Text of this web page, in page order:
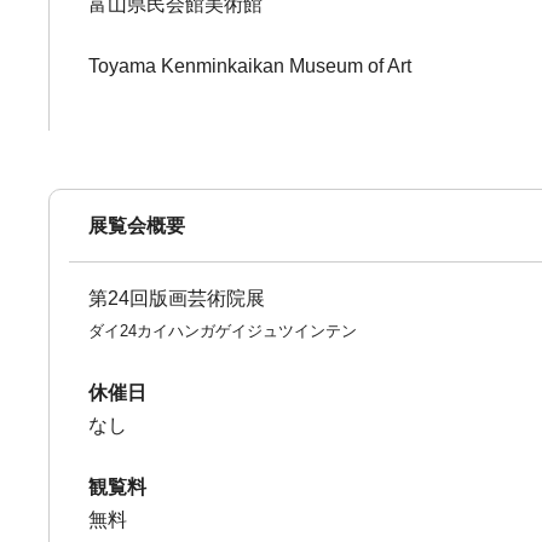
富山県民会館美術館
Toyama Kenminkaikan Museum of Art
展覧会概要
第24回版画芸術院展
ダイ24カイハンガゲイジュツインテン
休催日
なし
観覧料
無料